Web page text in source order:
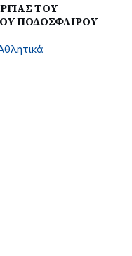
ΤΟΥ
ΠΟΔΟΣΦΑΙΡΟΥ